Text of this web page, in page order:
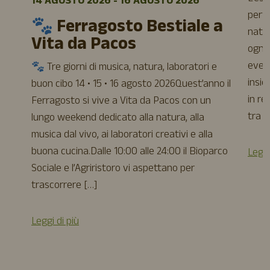
🐾 Ferragosto Bestiale a
Vita da Pacos
🐾 Tre giorni di musica, natura, laboratori e
buon cibo 14 • 15 • 16 agosto 2026Quest’anno il
Ferragosto si vive a Vita da Pacos con un
lungo weekend dedicato alla natura, alla
musica dal vivo, ai laboratori creativi e alla
buona cucina.Dalle 10:00 alle 24:00 il Bioparco
Sociale e l’Agriristoro vi aspettano per
trascorrere […]
Leggi di più
in
tra